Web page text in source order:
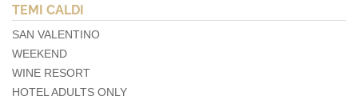
TEMI CALDI
SAN VALENTINO
WEEKEND
WINE RESORT
HOTEL ADULTS ONLY